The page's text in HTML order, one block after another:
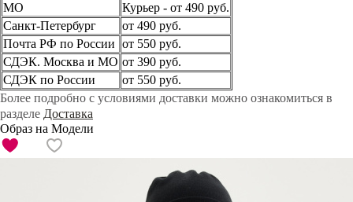
МО
Курьер - от 490 руб.
Санкт-Петербург
от 490 руб.
Почта РФ по России от 550 руб.
СДЭК. Москва и МО от 390 руб.
СДЭК по России
от 550 руб.
Более подробно с условиями доставки можно ознакомиться в
разделе Доставка
Образ на Модели